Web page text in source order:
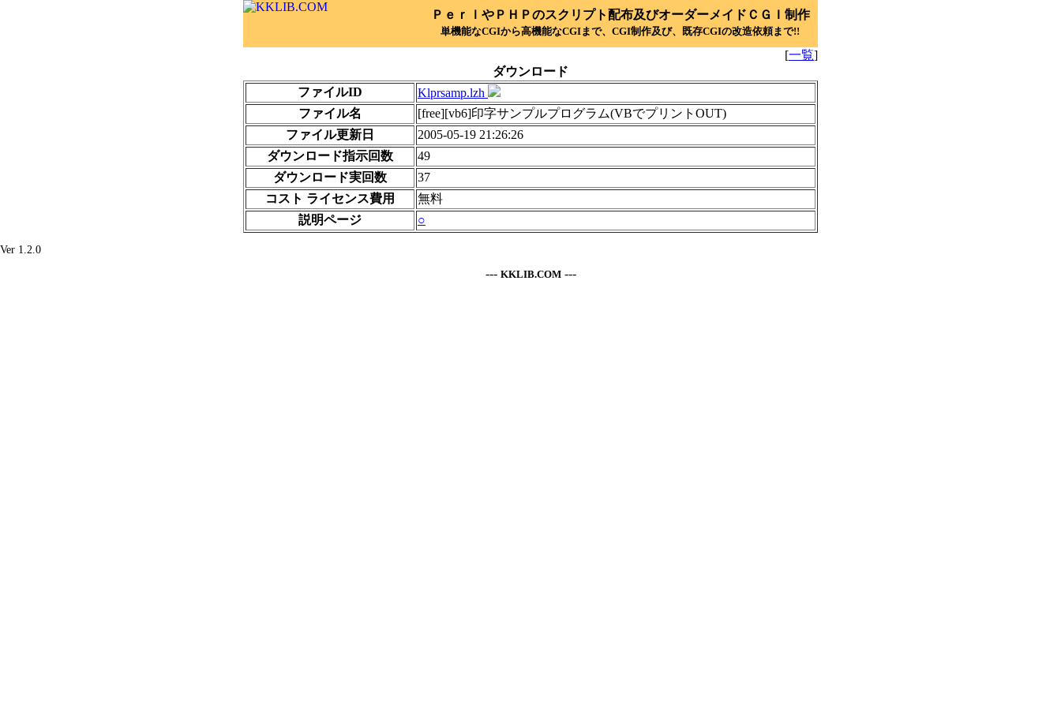
ＰｅｒｌやＰＨＰのスクリプト配布及びオーダーメイドＣＧＩ制作
単機能なCGIから高機能なCGIまで、CGI制作及び、既存CGIの改造依頼まで!!
[一覧]
ダウンロード
ファイルID
Klprsamp.lzh
ファイル名
[free][vb6]印字サンプルプログラム(VBでプリントOUT)
ファイル更新日
2005-05-19 21:26:26
ダウンロード指示回数
49
ダウンロード実回数
37
コスト ライセンス費用
無料
説明ページ
○
Ver 1.2.0
--- KKLIB.COM---